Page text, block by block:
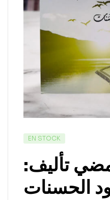
EN STOCK
تأليف:
الحسنات